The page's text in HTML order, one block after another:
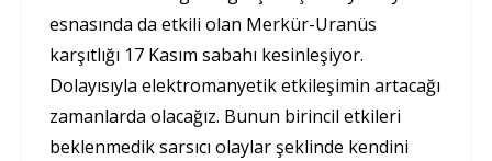
esnasında da etkili olan Merkür-Uranüs
karşıtlığı 17 Kasım sabahı kesinleşiyor.
Dolayısıyla elektromanyetik etkileşimin artacağı
zamanlarda olacağız. Bunun birincil etkileri
beklenmedik sarsıcı olaylar şeklinde kendini